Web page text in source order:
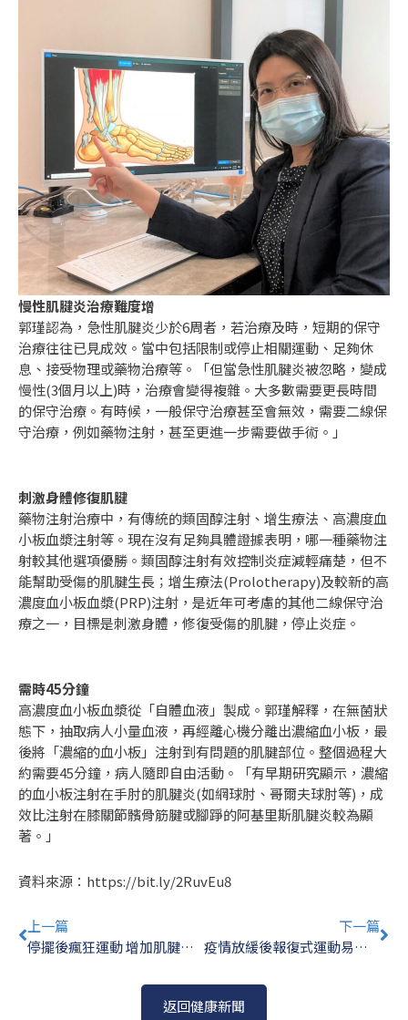
慢性肌腱炎治療難度增
郭瑾認為，急性肌腱炎少於6周者，若治療及時，短期的保守
治療往往已見成效。當中包括限制或停止相關運動、足夠休
息、接受物理或藥物治療等。「但當急性肌腱炎被忽略，變成
慢性(3個月以上)時，治療會變得複雜。大多數需要更長時間
的保守治療。有時候，一般保守治療甚至會無效，需要二線保
守治療，例如藥物注射，甚至更進一步需要做手術。」
刺激身體修復肌腱
藥物注射治療中，有傳統的類固醇注射、增生療法、高濃度血
小板血漿注射等。現在沒有足夠具體證據表明，哪一種藥物注
射較其他選項優勝。類固醇注射有效控制炎症減輕痛楚，但不
能幫助受傷的肌腱生長；增生療法(Prolotherapy)及較新的高
濃度血小板血漿(PRP)注射，是近年可考慮的其他二線保守治
療之一，目標是刺激身體，修復受傷的肌腱，停止炎症。
需時45分鐘
高濃度血小板血漿從「自體血液」製成。郭瑾解釋，在無菌狀
態下，抽取病人小量血液，再經離心機分離出濃縮血小板，最
後將「濃縮的血小板」注射到有問題的肌腱部位。整個過程大
約需要45分鐘，病人隨即自由活動。「有早期研究顯示，濃縮
的血小板注射在手肘的肌腱炎(如網球肘、哥爾夫球肘等)，成
效比注射在膝關節髕骨筋腱或腳踭的阿基里斯肌腱炎較為顯
著。」
資料來源： https://bit.ly/2RuvEu8
Prev
上一篇
停擺後瘋狂運動 增加肌腱撕裂風險 | 骨科專科 郭瑾醫生
下一篇
疫情放緩後報復式運動易致肌腱受傷 | 骨科專科 郭瑾醫生
返回健康新聞